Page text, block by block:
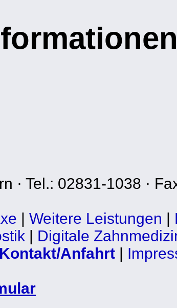
· Tel.: 02831-1038 ·
| Weitere Leistungen |
| Digitale
Kontakt/Anfahrt |